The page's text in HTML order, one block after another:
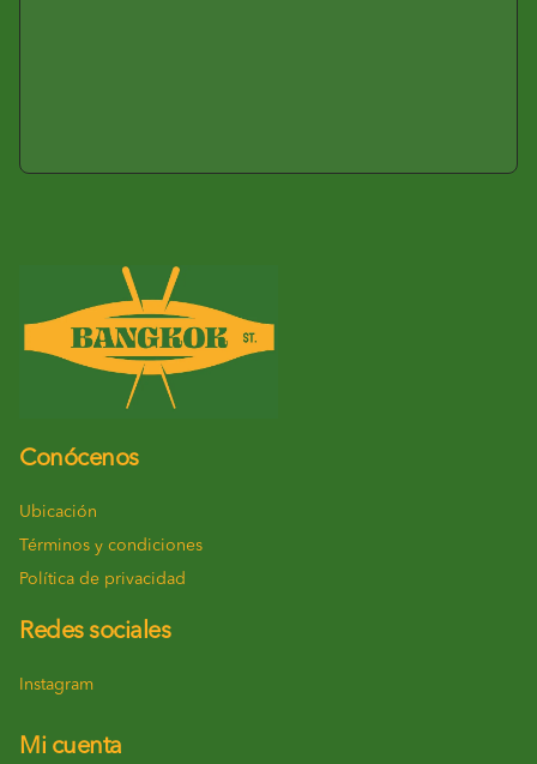
Conócenos
Ubicación
Términos y condiciones
Política de privacidad
Redes sociales
Instagram
Mi cuenta